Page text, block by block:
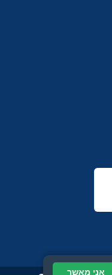
אני מאשר